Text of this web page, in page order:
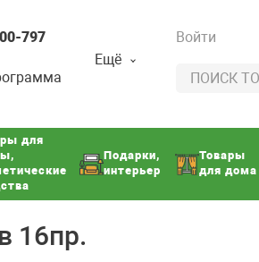
797
Ещё
Войти
для
Подарки,
интерьер
Товары
для дома
16пр.